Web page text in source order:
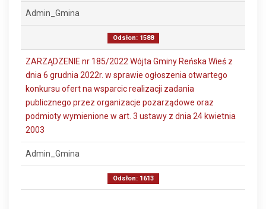
Admin_Gmina
Odsłon: 1588
ZARZĄDZENIE nr 185/2022 Wójta Gminy Reńska Wieś z
dnia 6 grudnia 2022r. w sprawie ogłoszenia otwartego
konkursu ofert na wsparcic realizacji zadania
publicznego przez organizacje pozarządowe oraz
podmioty wymienione w art. 3 ustawy z dnia 24 kwietnia
2003
Admin_Gmina
Odsłon: 1613